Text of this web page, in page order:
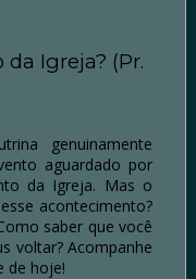
Igreja? (Pr.
genuinamente
aguardado por
da Igreja. Mas o
acontecimento?
saber que você
voltar? Acompanhe
de hoje!